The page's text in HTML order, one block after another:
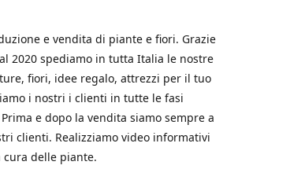
e vendita di piante e fiori. Grazie
2020 spediamo in tutta Italia le nostre
fiori, idee regalo, attrezzi per il tuo
i nostri i clienti in tutte le fasi
e dopo la vendita siamo sempre a
clienti. Realizziamo video informativi
delle piante.